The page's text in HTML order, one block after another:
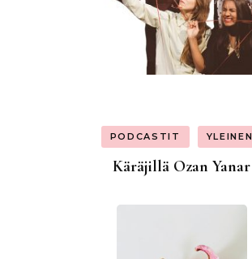
PODCASTIT YLEINEN
Käräjillä Ozan Yanar